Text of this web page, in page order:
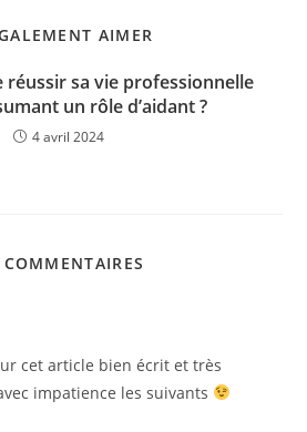
AIMER
réussir sa vie professionnelle
un rôle d’aidant ?
4 avril 2024
cet article bien écrit et très
impatience les suivants